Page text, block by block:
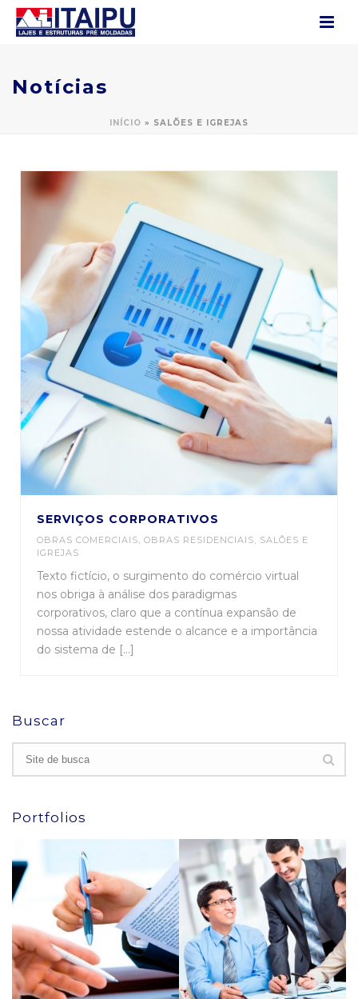
Notícias
INÍCIO » SALÕES E IGREJAS
SERVIÇOS CORPORATIVOS
OBRAS COMERCIAIS, OBRAS RESIDENCIAIS, SALÕES E
IGREJAS
Texto fictício, o surgimento do comércio virtual
nos obriga à análise dos paradigmas
corporativos, claro que a contínua expansão de
nossa atividade estende o alcance e a importância
do sistema de [...]
Buscar
Portfolios